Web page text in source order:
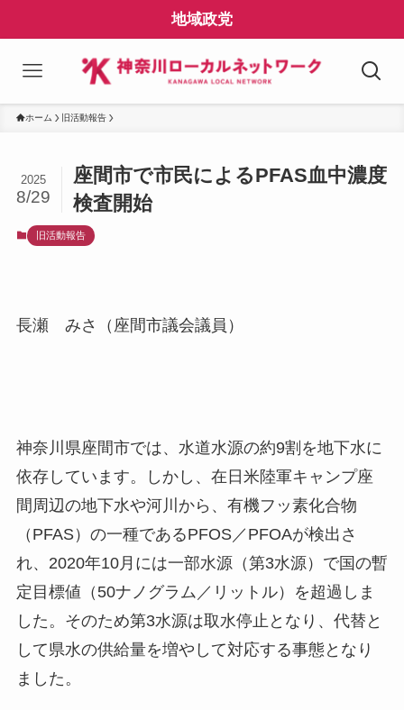
地域政党
ホーム 旧活動報告
座間市で市民によるPFAS血中濃度
検査開始
2025
8/29
旧活動報告
長瀬 みさ（座間市議会議員）
神奈川県座間市では、水道水源の約9割を地下水に
依存しています。しかし、在日米陸軍キャンプ座
間周辺の地下水や河川から、有機フッ素化合物
（PFAS）の一種であるPFOS／PFOAが検出さ
れ、2020年10月には一部水源（第3水源）で国の暫
定目標値（50ナノグラム／リットル）を超過しま
した。そのため第3水源は取水停止となり、代替と
して県水の供給量を増やして対応する事態となり
ました。